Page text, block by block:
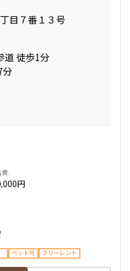
目７番１３号
道 徒歩1分
分
円
ペット可 フリーレント